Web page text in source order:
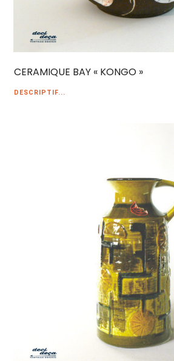
CERAMIQUE BAY « KONGO »
DESCRIPTIF...